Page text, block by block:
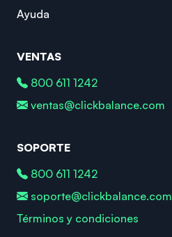
Ayuda
VENTAS
800 611 1242
ventas@clickbalance.com
SOPORTE
800 611 1242
soporte@clickbalance.com
Términos y condiciones